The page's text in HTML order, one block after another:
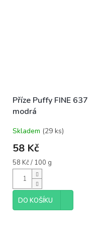
Příze Puffy FINE 637
modrá
Skladem (29 ks)
58 Kč
Měrná
cena:
58 Kč / 100 g
DO KOŠÍKU